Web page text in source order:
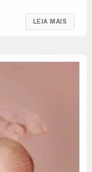
LEIA MAIS